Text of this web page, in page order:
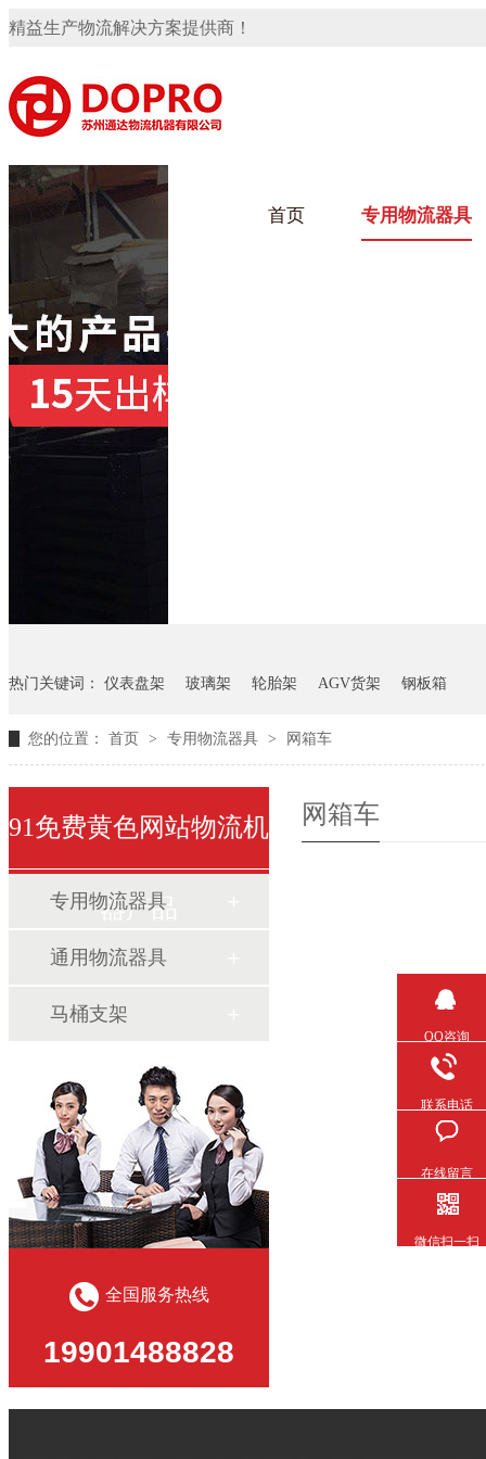
精益生产物流解决方案提供商！
首页 专用物流器具
91免费观看视频架
变速箱托盘
发动机料架
仪表盘料架
轮胎架
金属零件盒
隐藏式马桶水箱支架
汽车行业
卫浴行业
热门关键词： 仪表盘架 玻璃架 轮胎架 AGV货架 钢板箱
您的位置： 首页 > 专用物流器具 > 网箱车
网箱车
91免费黄色网站物流机
器产品
专用物流器具
通用物流器具
马桶支架
全国服务热线
19901488828
QQ咨询
联系电话
在线留言
微信扫一扫